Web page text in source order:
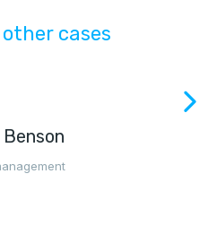
cases
Benson